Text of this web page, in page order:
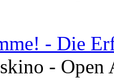
- Die
- Open